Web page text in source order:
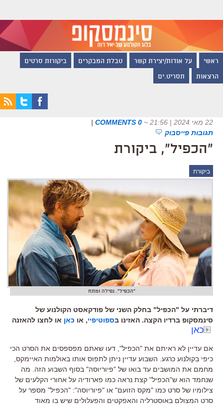
ראשי על אודות/יצירת קשר טבלת המבקרים ביקורות סרטים
הרצאות תסריט.ים
22 מאי 2024 | 21:56 ~
0 COMMENTS
|
תגובות פייסבוק
"הכפיל", ביקורת
ביקורת
"הכפיל". נפילה ומתח
דיברתי על "הכפיל" בחלק השני של פודקאסט הקולנוע של
סינמסקופ ברדיו הקצה. האזינו בספוטיפיי, או כאן או לחצו להאזנה
כאן
אם עדיין לא ראיתם את "הכפיל", דעו שאתם מפספסים את הסרט הכי
כיפי בקולנוע כרגע השבוע עדיין ניתן לתפוס אותו באולמות האיימקס
מחמם את המושבים עד בואו של "פיוריוסה" בסוף השבוע הזה
מה
שנחמד הוא ש"הכפיל" קצת נראה כמו פארודיה על אחורי הקלעים של
צילומיו של סרט כמו "מקס הזועם" או "פיוריוסה": "הכפיל" מספר על
סרט המצולם באוסטרליה והאפקטים והפעלולים שיש בו מאוד